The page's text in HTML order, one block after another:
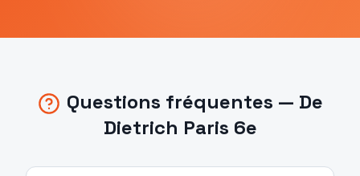
Questions fréquentes — De
Dietrich Paris 6e